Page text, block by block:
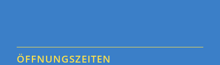
ÖFFNUNGSZEITEN